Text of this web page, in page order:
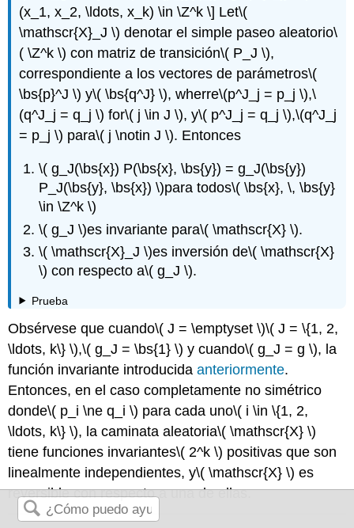
(x_1, x_2, \ldots, x_k) \in \Z^k \] Let\(
\mathscr{X}_J \) denotar el simple paseo aleatorio\
( \Z^k \) con matriz de transición\( P_J \),
correspondiente a los vectores de parámetros\(
\bs{p}^J \) y\( \bs{q^J} \), wherre\(p^J_j = p_j \),\
(q^J_j = q_j \) for\( j \in J \), y\( p^J_j = q_j \),\(q^J_j
= p_j \) para\( j \notin J \). Entonces
\( g_J(\bs{x}) P(\bs{x}, \bs{y}) = g_J(\bs{y})
P_J(\bs{y}, \bs{x}) \)para todos\( \bs{x}, \, \bs{y}
\in \Z^k \)
\( g_J \)es invariante para\( \mathscr{X} \).
\( \mathscr{X}_J \)es inversión de\( \mathscr{X}
\) con respecto a\( g_J \).
Prueba
Obsérvese que cuando\( J = \emptyset \)\( J = \{1, 2,
\ldots, k\} \),\( g_J = \bs{1} \) y cuando\( g_J = g \), la
función invariante introducidaanteriormente.
Entonces, en el caso completamente no simétrico
donde\( p_i \ne q_i \) para cada uno\( i \in \{1, 2,
\ldots, k\} \), la caminata aleatoria\( \mathscr{X} \)
tiene funciones invariantes\( 2^k \) positivas que son
linealmente independientes, y\( \mathscr{X} \) es
reversible con respecto a una de ellas.